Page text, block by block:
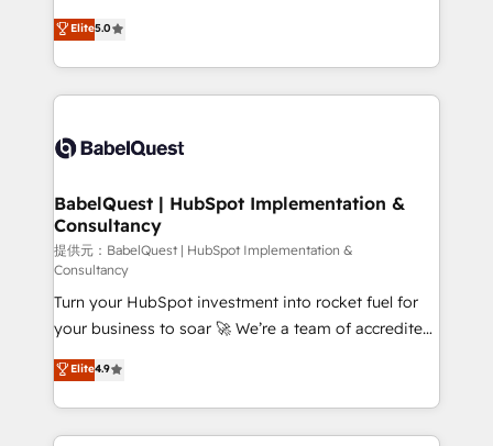
- Dashboards, lifecycle campaigns, and lead
nurturing sequences. - Cross-hub setup across
scalable retainers. Let’s make HubSpot your most
powerful growth engine. Built to convert, scale, and
complexity, so your team can put HubSpot to work...
Welcome to our Profile! We help with: • CRM
implementation, reports, workflows, and team
training • CRM migration from Salesforce, Pipedrive,
custom API integrations • AI governance for
Boutique 'Elite' team of 12 • 150+ clients across Sales
Hub, Marketing Hub, Service Hub, Data Hub and
CMS • ISO/IEC 27001:2022, ISO 9001:2015, and ISO
42001:2023 certified - the AI management standard •
GuardHub: our AI governance framework, built on
ISO 42001 Ready for the next step? Click the 👈
'𝗖𝗼𝗻𝘁𝗮𝗰𝘁 𝗯𝘂𝘀𝗶𝗻𝗲𝘀𝘀' button to get in touch (𝘸𝘦'𝘳𝘦
𝘴𝘶𝘱𝘦𝘳 𝘳𝘦𝘴𝘱𝘰𝘯𝘴𝘪𝘷𝘦)
Elite5.0
BabelQuest | HubSpot Implementation &
Consultancy
提供元：BabelQuest | HubSpot Implementation &
Consultancy
Turn your HubSpot investment into rocket fuel for
your business to soar 🚀 We’re a team of accredited
HubSpot experts ready to help you. We can
implement the platform into complex business
environments, optimise what you've got and make
sure you can actually use it, build your website in
Elite4.9